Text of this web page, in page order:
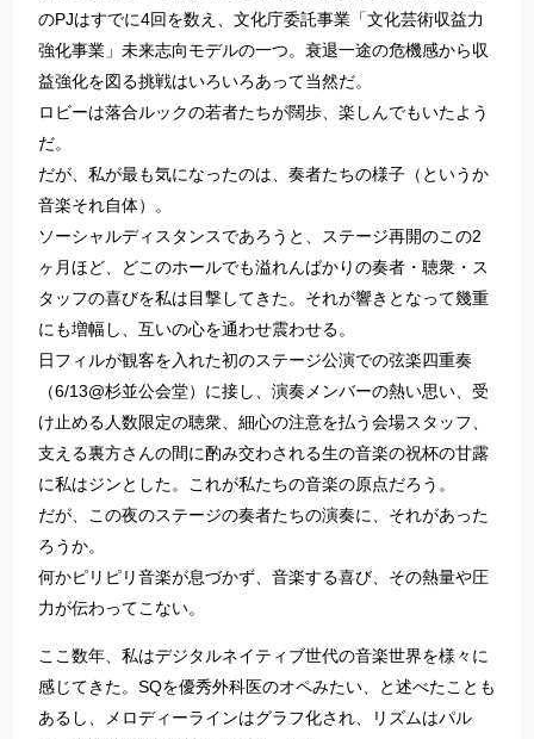
のPJはすでに4回を数え、文化庁委託事業「文化芸術収益力
強化事業」未来志向モデルの一つ。衰退一途の危機感から収
益強化を図る挑戦はいろいろあって当然だ。
ロビーは落合ルックの若者たちが闊歩、楽しんでもいたよう
だ。
だが、私が最も気になったのは、奏者たちの様子（というか
音楽それ自体）。
ソーシャルディスタンスであろうと、ステージ再開のこの2
ヶ月ほど、どこのホールでも溢れんばかりの奏者・聴衆・ス
タッフの喜びを私は目撃してきた。それが響きとなって幾重
にも増幅し、互いの心を通わせ震わせる。
日フィルが観客を入れた初のステージ公演での弦楽四重奏
（6/13@杉並公会堂）に接し、演奏メンバーの熱い思い、受
け止める人数限定の聴衆、細心の注意を払う会場スタッフ、
支える裏方さんの間に酌み交わされる生の音楽の祝杯の甘露
に私はジンとした。これが私たちの音楽の原点だろう。
だが、この夜のステージの奏者たちの演奏に、それがあった
ろうか。
何かピリピリ音楽が息づかず、音楽する喜び、その熱量や圧
力が伝わってこない。
ここ数年、私はデジタルネイティブ世代の音楽世界を様々に
感じてきた。SQを優秀外科医のオペみたい、と述べたことも
あるし、メロディーラインはグラフ化され、リズムはパル